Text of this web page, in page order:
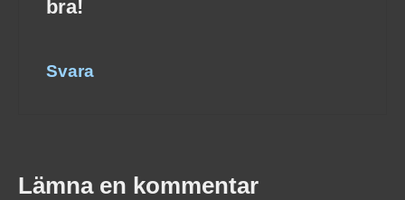
bra!
Svara
Lämna en kommentar